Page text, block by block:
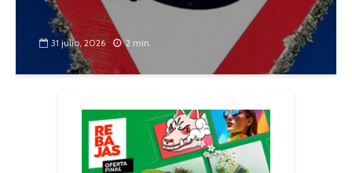
31 julio, 2026 2 min.